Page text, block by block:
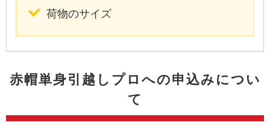
荷物のサイズ
赤帽単身引越しプロへの申込みについ
て